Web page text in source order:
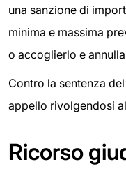
una sanzione di
minima e massima
o accoglierlo e
Contro la sentenza
appello rivolgendosi
Ricorso